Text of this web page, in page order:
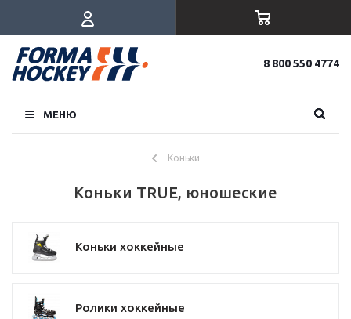
8 800 550 4774
МЕНЮ
Коньки
Коньки TRUE, юношеские
Коньки хоккейные
Ролики хоккейные